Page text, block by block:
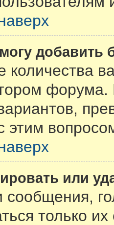
добавить
количества
этим
или
сообщения,
только